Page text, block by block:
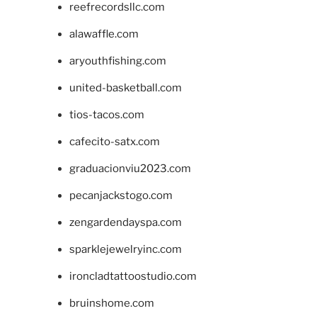
reefrecordsllc.com
alawaffle.com
aryouthfishing.com
united-basketball.com
tios-tacos.com
cafecito-satx.com
graduacionviu2023.com
pecanjackstogo.com
zengardendayspa.com
sparklejewelryinc.com
ironcladtattoostudio.com
bruinshome.com